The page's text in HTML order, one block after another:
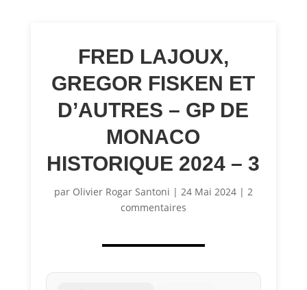
FRED LAJOUX,
GREGOR FISKEN ET
D’AUTRES – GP DE
MONACO
HISTORIQUE 2024 – 3
par Olivier Rogar Santoni | 24 Mai 2024| 2
commentaires